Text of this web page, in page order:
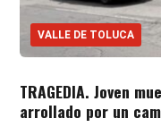
VALLE DE TOLUCA
TRAGEDIA. Joven
arrollado por un